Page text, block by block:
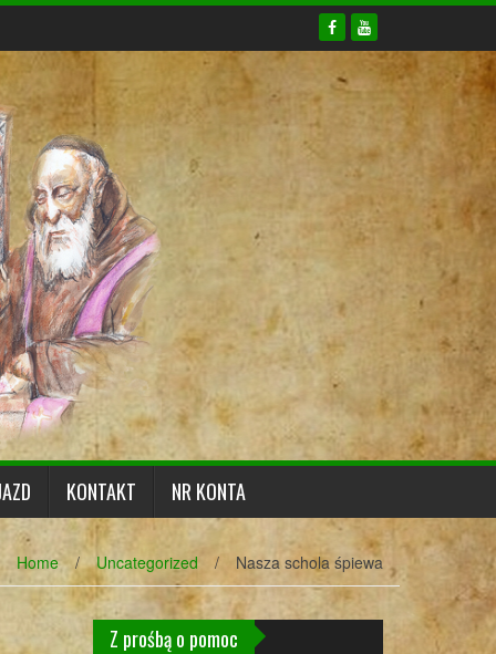
KONTAKT NR KONTA
Home / Uncategorized / Nasza schola śpiewa
Z prośbą o pomoc